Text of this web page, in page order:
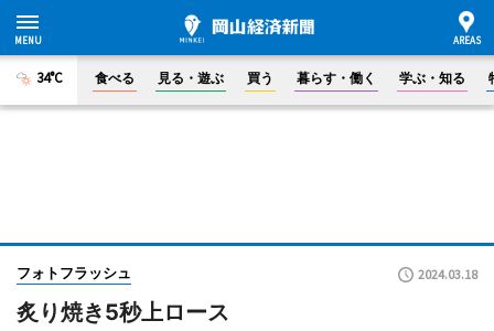
34°C 食べる 見る・遊ぶ 買う 暮らす・働く 学ぶ・知る
フォトフラッシュ 2024.03.18
炙り焼き5秒上ロース